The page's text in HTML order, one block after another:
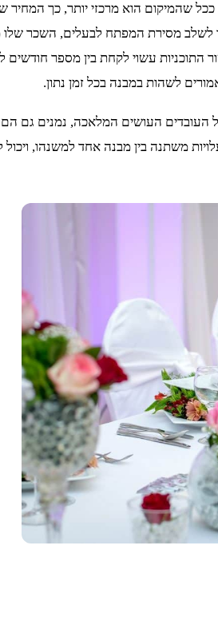
שהמיקום הוא מרכזי יותר, כך
מסירת המפתח לבעלים, השכר שלו
עשוי לקחת בין מספר
לשהות במבנה בכל זמן נתון.
של העובדים העושים המלאכה, נמנים
משתנה בין מבנה אחד למשנהו,